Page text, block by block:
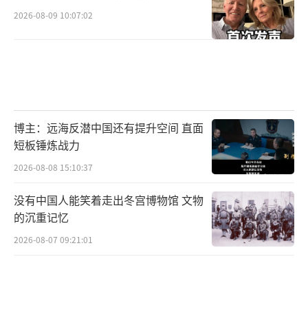
2026-08-09 10:07:02
博主：远海反潜中国还有提升空间 直面
短板锤炼战力
2026-08-08 15:10:37
没有中国人能笑着走出冬宫博物馆 文物
的沉重记忆
2026-08-07 09:21:01